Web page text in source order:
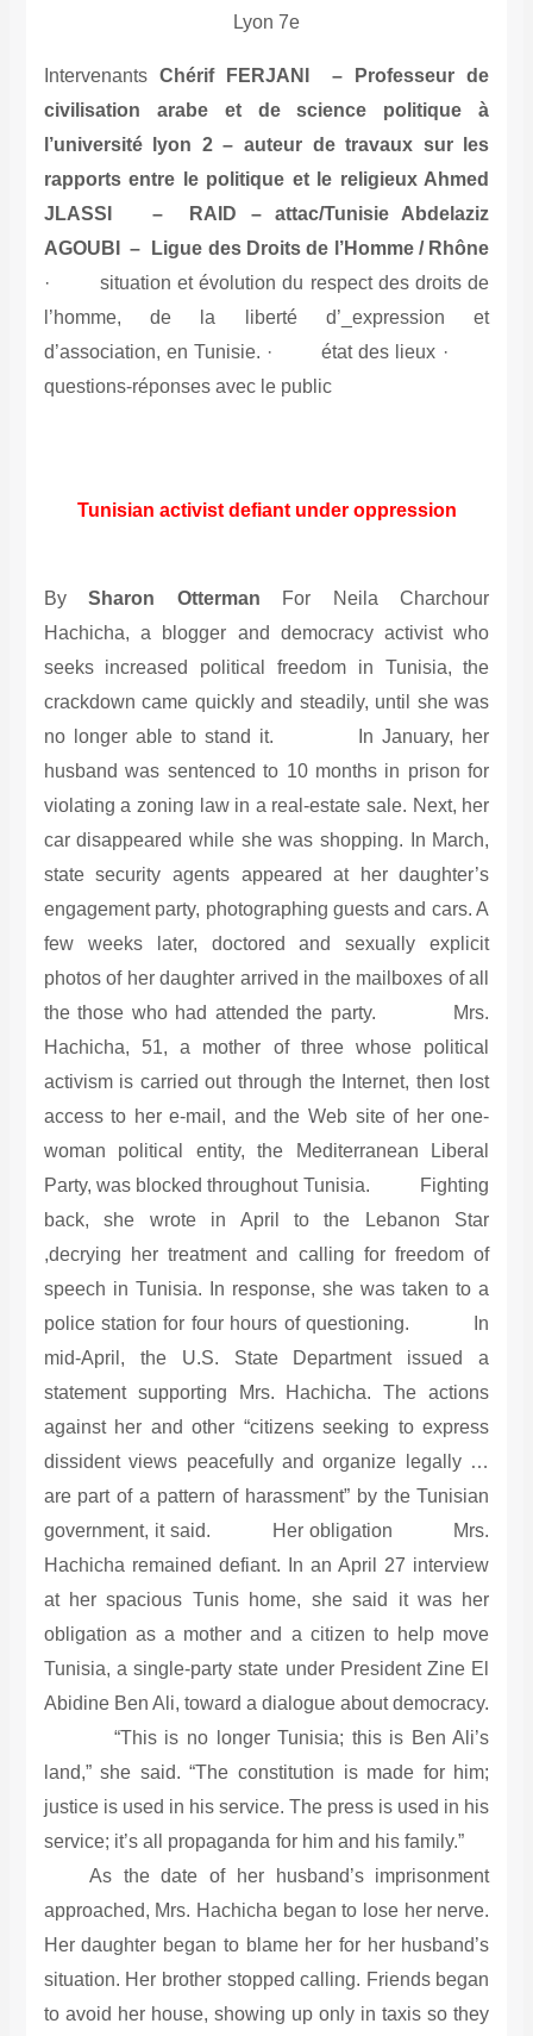
Lyon 7e
Intervenants Chérif FERJANI – Professeur de
civilisation arabe et de science politique à
l’université lyon 2 – auteur de travaux sur les
rapports entre le politique et le religieux Ahmed
JLASSI – RAID – attac/Tunisie Abdelaziz
AGOUBI – Ligue des Droits de l’Homme / Rhône
· situation et évolution du respect des droits de
l’homme, de la liberté d’_expression et
d’association, en Tunisie. · état des lieux ·
questions-réponses avec le public
Tunisian activist defiant under oppression
BySharon Otterman For Neila Charchour
Hachicha, a blogger and democracy activist who
seeks increased political freedom in Tunisia, the
crackdown came quickly and steadily, until she was
no longer able to stand it. In January, her
husband was sentenced to 10 months in prison for
violating a zoning law in a real-estate sale. Next, her
car disappeared while she was shopping. In March,
state security agents appeared at her daughter’s
engagement party, photographing guests and cars. A
few weeks later, doctored and sexually explicit
photos of her daughter arrived in the mailboxes of all
the those who had attended the party. Mrs.
Hachicha, 51, a mother of three whose political
activism is carried out through the Internet, then lost
access to her e-mail, and the Web site of her one-
woman political entity, the Mediterranean Liberal
Party, was blocked throughout Tunisia. Fighting
back, she wrote in April to the Lebanon Star
,decrying her treatment and calling for freedom of
speech in Tunisia. In response, she was taken to a
police station for four hours of questioning. In
mid-April, the U.S. State Department issued a
statement supporting Mrs. Hachicha. The actions
against her and other “citizens seeking to express
dissident views peacefully and organize legally …
are part of a pattern of harassment” by the Tunisian
government, it said. Her obligation Mrs.
Hachicha remained defiant. In an April 27 interview
at her spacious Tunis home, she said it was her
obligation as a mother and a citizen to help move
Tunisia, a single-party state under President Zine El
Abidine Ben Ali, toward a dialogue about democracy.
“This is no longer Tunisia; this is Ben Ali’s
land,” she said. “The constitution is made for him;
justice is used in his service. The press is used in his
service; it’s all propaganda for him and his family.”
As the date of her husband’s imprisonment
approached, Mrs. Hachicha began to lose her nerve.
Her daughter began to blame her for her husband’s
situation. Her brother stopped calling. Friends began
to avoid her house, showing up only in taxis so they